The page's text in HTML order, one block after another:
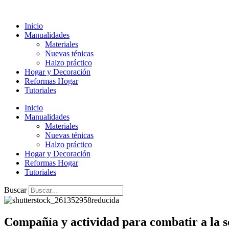
contenido
Inicio
Manualidades
Materiales
Nuevas ténicas
Halzo práctico
Hogar y Decoración
Reformas Hogar
Tutoriales
Inicio
Manualidades
Materiales
Nuevas ténicas
Halzo práctico
Hogar y Decoración
Reformas Hogar
Tutoriales
Buscar
Compañía y actividad para combatir a la